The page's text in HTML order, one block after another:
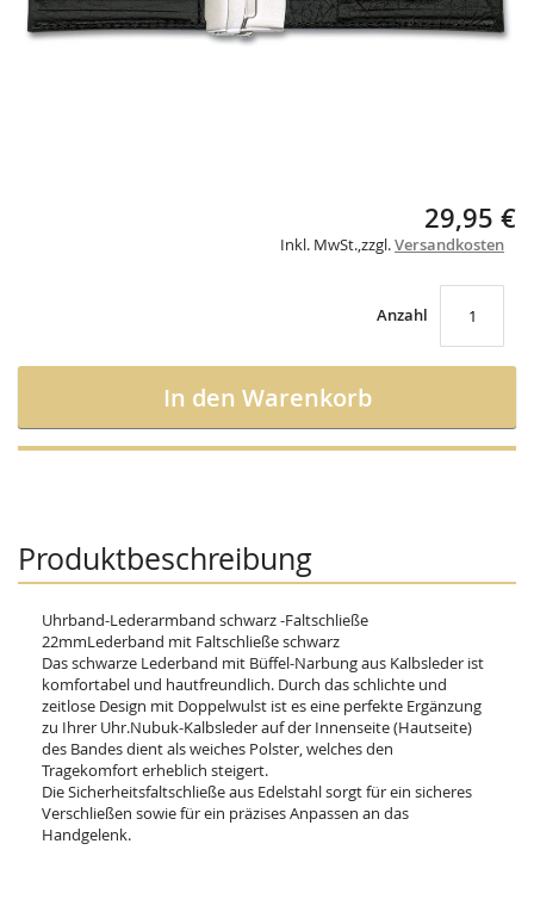
29,95 €
Inkl. MwSt.,zzgl.Versandkosten
Anzahl
In den Warenkorb
Produktbeschreibung
Uhrband-Lederarmband schwarz -Faltschließe
22mmLederband mit Faltschließe schwarz
Das schwarze Lederband mit Büffel-Narbung aus Kalbsleder ist
komfortabel und hautfreundlich. Durch das schlichte und
zeitlose Design mit Doppelwulst ist es eine perfekte Ergänzung
zu Ihrer Uhr.Nubuk-Kalbsleder auf der Innenseite (Hautseite)
des Bandes dient als weiches Polster, welches den
Tragekomfort erheblich steigert.
Die Sicherheitsfaltschließe aus Edelstahl sorgt für ein sicheres
Verschließen sowie für ein präzises Anpassen an das
Handgelenk.